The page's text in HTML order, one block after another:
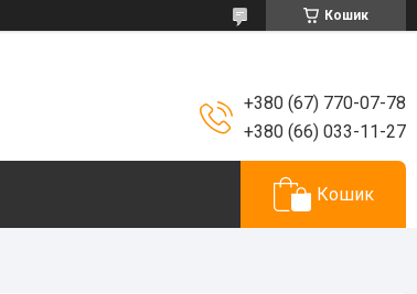
Кошик
+380 (67) 770-07-78
+380 (66) 033-11-27
Кошик